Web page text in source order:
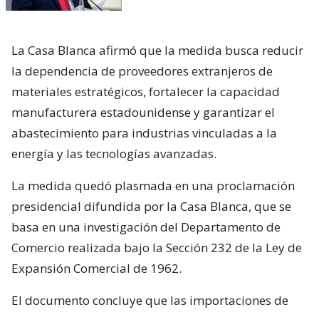
La Casa Blanca afirmó que la medida busca reducir
la dependencia de proveedores extranjeros de
materiales estratégicos, fortalecer la capacidad
manufacturera estadounidense y garantizar el
abastecimiento para industrias vinculadas a la
energía y las tecnologías avanzadas.
La medida quedó plasmada en una proclamación
presidencial difundida por la Casa Blanca, que se
basa en una investigación del Departamento de
Comercio realizada bajo la Sección 232 de la Ley de
Expansión Comercial de 1962.
El documento concluye que las importaciones de